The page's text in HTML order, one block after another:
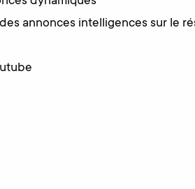
annonces intelligences sur le